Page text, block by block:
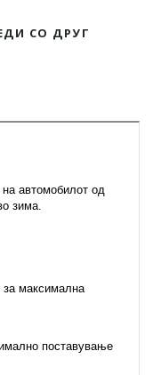
СО ДРУГ
на автомобилот од
зима.
за максимална
поставување